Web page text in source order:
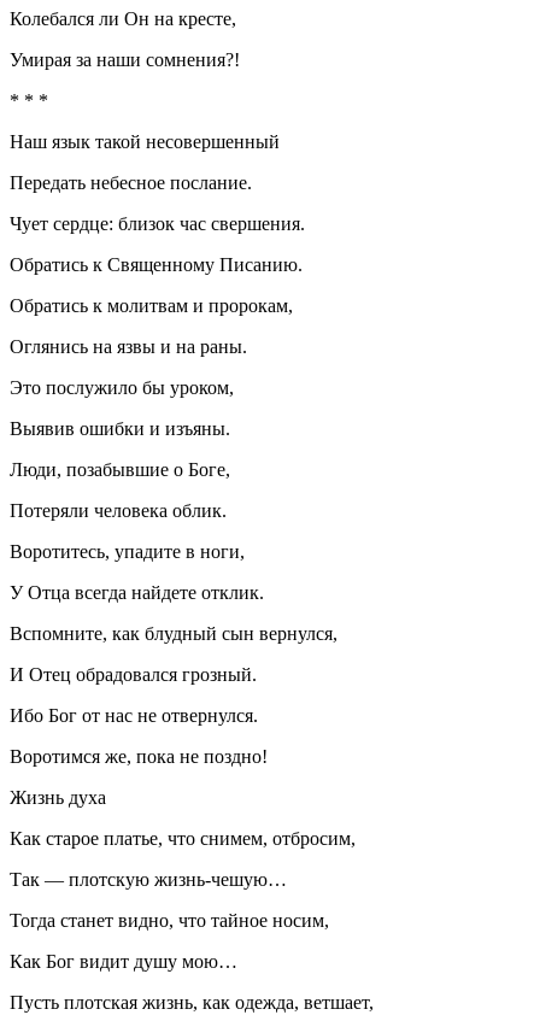
Колебался ли Он на кресте,
Умирая за наши сомнения?!
* * *
Наш язык такой несовершенный
Передать небесное послание.
Чует сердце: близок час свершения.
Обратись к Священному Писанию.
Обратись к молитвам и пророкам,
Оглянись на язвы и на раны.
Это послужило бы уроком,
Выявив ошибки и изъяны.
Люди, позабывшие о Боге,
Потеряли человека облик.
Воротитесь, упадите в ноги,
У Отца всегда найдете отклик.
Вспомните, как блудный сын вернулся,
И Отец обрадовался грозный.
Ибо Бог от нас не отвернулся.
Воротимся же, пока не поздно!
Жизнь духа
Как старое платье, что снимем, отбросим,
Так — плотскую жизнь-чешую…
Тогда станет видно, что тайное носим,
Как Бог видит душу мою…
Пусть плотская жизнь, как одежда, ветшает,